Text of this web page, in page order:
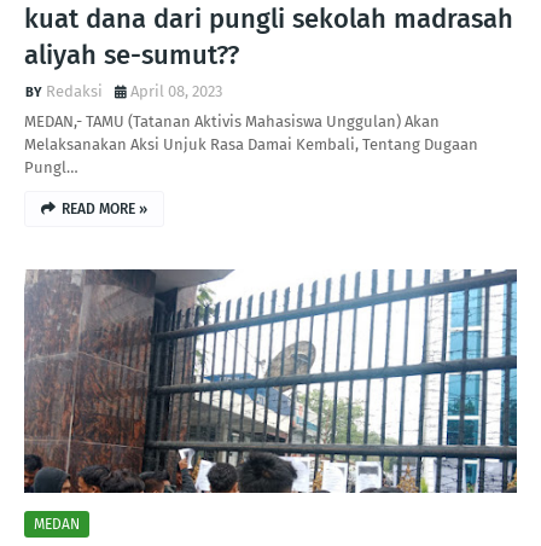
kuat dana dari pungli sekolah madrasah
aliyah se-sumut??
Redaksi
April 08, 2023
MEDAN,- TAMU (Tatanan Aktivis Mahasiswa Unggulan) Akan
Melaksanakan Aksi Unjuk Rasa Damai Kembali, Tentang Dugaan
Pungl…
READ MORE »
MEDAN